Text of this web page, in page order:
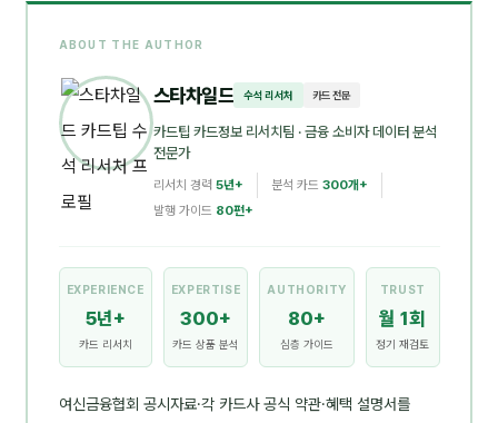
ABOUT THE AUTHOR
스타차일드 수석 리서처 카드 전문
카드팁 카드정보 리서치팀 · 금융 소비자 데이터 분석
전문가
리서치 경력 5년+ 분석 카드 300개+
발행 가이드 80편+
EXPERIENCE
5년+
카드 리서치
EXPERTISE
300+
카드 상품 분석
AUTHORITY
80+
심층 가이드
TRUST
월 1회
정기 재검토
여신금융협회 공시자료·각 카드사 공식 약관·혜택 설명서를